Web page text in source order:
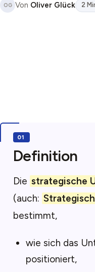
OG Von Oliver Glück 2
Definition
Die strategische
(auch:
bestimmt,
wie sich das
positioniert,